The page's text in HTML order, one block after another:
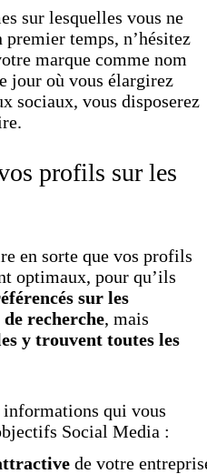
sur lesquelles vous ne
temps, n’hésitez
marque comme nom
jour où vous élargirez
sociaux, vous disposerez
profils sur les
en sorte que vos profils
optimaux, pour qu’ils
sur les
recherche, mais
y trouvent toutes les
qui vous
Social Media :
de votre